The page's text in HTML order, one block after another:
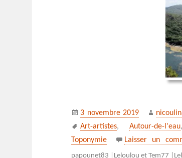
Publié
le
3 novembre 2019 Auteur
Mots-
clés
Art-artistes,Autour-de-l'eau
Toponymie
Laisser un
papounet83 | Leloulou et Tem77 |